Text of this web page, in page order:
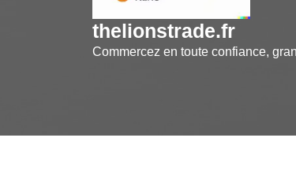
thelionstrade.fr
Commercez en toute confiance,